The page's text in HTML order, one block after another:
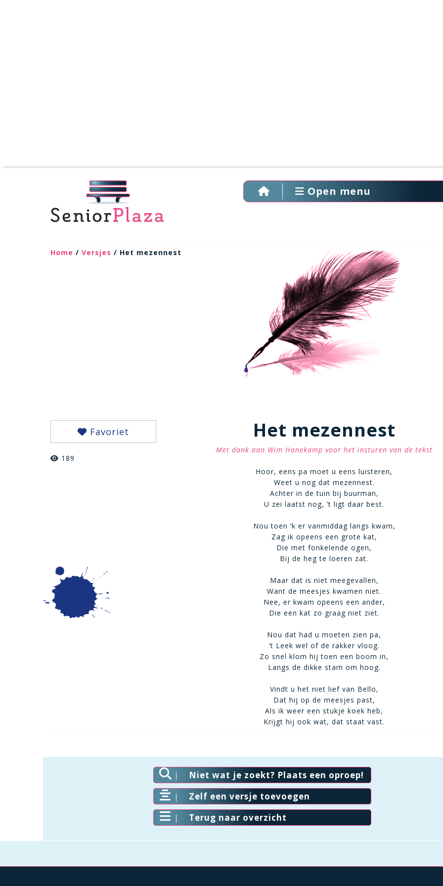
Open menu
Home / Versjes / Het mezennest
Favoriet
189
Het mezennest
Met dank aan Wim Hanekamp voor het insturen van de tekst
Hoor, eens pa moet u eens luisteren,
Weet u nog dat mezennest.
Achter in de tuin bij buurman,
U zei laatst nog, ’t ligt daar best.
Nou toen ‘k er vanmiddag langs kwam,
Zag ik opeens een grote kat,
Die met fonkelende ogen,
Bij de heg te loeren zat.
Maar dat is niet meegevallen,
Want de meesjes kwamen niet.
Nee, er kwam opeens een ander,
Die een kat zo graag niet ziet.
Nou dat had u moeten zien pa,
’t Leek wel of de rakker vloog.
Zo snel klom hij toen een boom in,
Langs de dikke stam om hoog.
Vindt u het niet lief van Bello,
Dat hij op de meesjes past,
Als ik weer een stukje koek heb,
Krijgt hij ook wat, dat staat vast.
Niet wat je zoekt? Plaats een oproep!
Zelf een versje toevoegen
Terug naar overzicht